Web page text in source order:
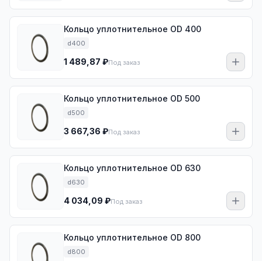
Кольцо уплотнительное OD 400
d400
1 489,87 ₽Под заказ
Кольцо уплотнительное OD 500
d500
3 667,36 ₽Под заказ
Кольцо уплотнительное OD 630
d630
4 034,09 ₽Под заказ
Кольцо уплотнительное OD 800
d800